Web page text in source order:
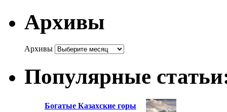
Архивы
Архивы
Популярные
Богатые Казахские горы